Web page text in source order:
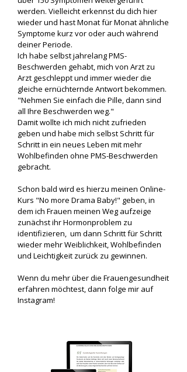
werden. Vielleicht erkennst du dich hier
wieder und hast Monat für Monat ähnliche
Symptome kurz vor oder auch während
deiner Periode.
Ich habe selbst jahrelang PMS-
Beschwerden gehabt, mich von Arzt zu
Arzt geschleppt und immer wieder die
gleiche ernüchternde Antwort bekommen.
"Nehmen Sie einfach die Pille, dann sind
all Ihre Beschwerden weg."
Damit wollte ich mich nicht zufrieden
geben und habe mich selbst Schritt für
Schritt in ein neues Leben mit mehr
Wohlbefinden ohne PMS-Beschwerden
gebracht.
Schon bald wird es hierzu meinen Online-
Kurs "No more Drama Baby!" geben, in
dem ich Frauen meinen Weg aufzeige
zunächst ihr Hormonproblem zu
identifizieren, um dann Schritt für Schritt
wieder mehr Weiblichkeit, Wohlbefinden
und Leichtigkeit zurück zu gewinnen.
Wenn du mehr über die Frauengesundheit
erfahren möchtest, dann folge mir auf
Instagram!